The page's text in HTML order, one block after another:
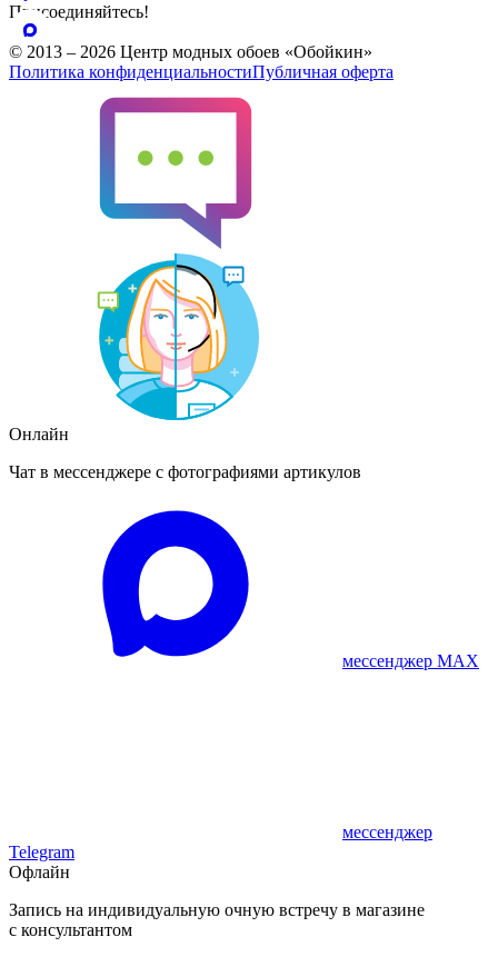
Присоединяйтесь!
© 2013 – 2026 Центр модных обоев «Обойкин»
Политика конфиденциальностиПубличная оферта
Онлайн
Чат в мессенджере с фотографиями артикулов
мессенджер MAX
мессенджер
Telegram
Офлайн
Запись на индивидуальную очную встречу в магазине
с консультантом